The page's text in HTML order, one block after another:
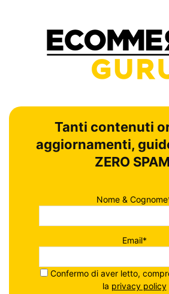
Tanti contenuti
aggiornamenti,
ZERO
Nome &
Email*
Confermo di aver letto,
la privacy policy